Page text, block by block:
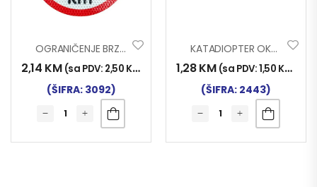
OGRANIČENJE BRZINE FLUO 100
2,14 KM (sa PDV: 2,50 KM
(ŠIFRA: 3092)
KATADIOPTER OKRUGLI 60mm ŽUTI
1,28KM (sa PDV:1,50 KM
(ŠIFRA: 2443)